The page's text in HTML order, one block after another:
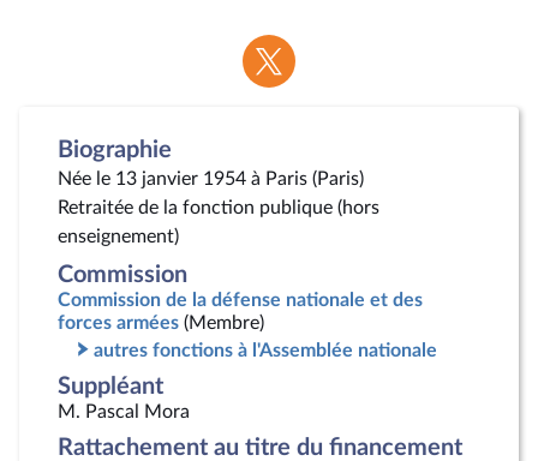
Voir
la
Biographie
Née le 13 janvier 1954 à Paris (Paris)
Retraitée de la fonction publique (hors
enseignement)
Commission
Commission de la défense nationale et des
forces armées (Membre)
autres fonctions à l'Assemblée nationale
Suppléant
M. Pascal Mora
Rattachement au titre du financement